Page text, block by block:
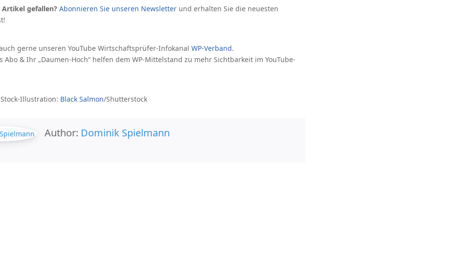
gefallen? Abonnieren Sie unseren Newsletter und erhalten Sie die neuesten
gerne unseren YouTube Wirtschaftsprüfer-Infokanal WP-Verband.
Abo & Ihr „Daumen-Hoch“ helfen dem WP-Mittelstand zu mehr Sichtbarkeit im YouTube-
Illustration: Black Salmon/Shutterstock
Author: Dominik Spielmann